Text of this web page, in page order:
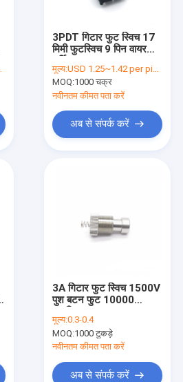
3PDT गिटार फुट स्विच 17
मिमी फुटस्विच 9 पिन वायर
मूल्य:USD 1.25~1.42 per piece
MOQ:1000 चक्र
नवीनतम कीमत पता करें
अब से संपर्क करें
3A गिटार फुट स्विच 1500V
पुश बटन फुट 10000
मूल्य:0.3-0.4
MOQ:1000 टुकड़े
नवीनतम कीमत पता करें
अब से संपर्क करें